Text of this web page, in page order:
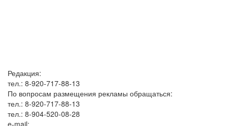
Редакция:
тел.: 8-920-717-88-13
По вопросам размещения рекламы обращаться:
тел.: 8-920-717-88-13
тел.: 8-904-520-08-28
e-mail: